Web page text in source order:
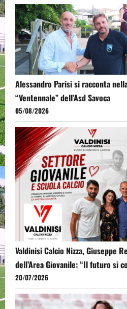
Alessandro Parisi si racconta
“Ventennale” dell’Asd Savoca
05/08/2026
Valdinisi Calcio Nizza, Giuseppe
dell’Area Giovanile: “Il futuro si
20/07/2026